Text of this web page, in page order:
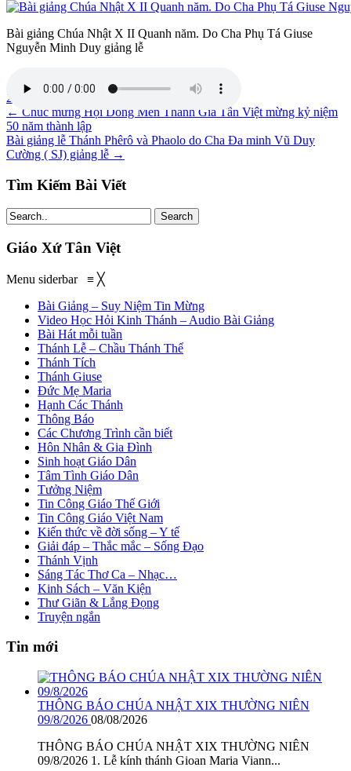
Bài giảng Chúa Nhật X II Quanh năm. Do Cha Phụ Tá Giuse
Nguyễn Minh Duy giảng lễ
20/06/2026
admin
← Chúc mừng Hội Dòng Mến Thánh Giá Tân Việt mừng kỷ niệm
50 năm thành lập
Bài giảng lễ Thánh Phêrô và Phaolo do Cha Đa minh Vũ Duy
Cường ( SJ) giảng lễ →
Tìm Kiếm Bài Viết
Search
Giáo Xứ Tân Việt
Menu siderbar ≡ ╳
Bài Giảng – Suy Niệm Tin Mừng
Video Học Hỏi Kinh Thánh – Audio Bài Giảng
Bài Hát mỗi tuần
Thánh Lễ – Chầu Thánh Thể
Thánh Tích
Thánh Giuse
Đức Mẹ Maria
Hạnh Các Thánh
Thông Báo
Các Chương Trình cần biết
Hôn Nhân & Gia Đình
Sinh hoạt Giáo Dân
Tâm Tình Giáo Dân
Tưởng Niệm
Tin Công Giáo Thế Giới
Tin Công Giáo Việt Nam
Kiến thức về đời sống – Y tế
Giải đáp – Thắc mắc – Sống Đạo
Thánh Vịnh
Sáng Tác Thơ Ca – Nhạc…
Kinh Sách – Văn Kiện
Thư Giãn & Lắng Đọng
Truyện ngắn
Tin mới
THÔNG BÁO CHÚA NHẬT XIX THƯỜNG NIÊN
09/8/2026 08/08/2026
THÔNG BÁO CHÚA NHẬT XIX THƯỜNG NIÊN
09/8/2026 1. Lễ kính thánh Gioan Maria Viann...